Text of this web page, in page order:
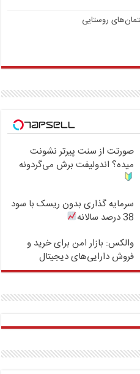
روستایی
صورتت از سنت پیرتر نشونت
میده؟ اندولیفت برش می‌گردونه
سرمایه گذاری بدون ریسک با سود
38 درصد سالانه
والکس: بازار امن برای خرید و
فروش دارایی‌های دیجیتال